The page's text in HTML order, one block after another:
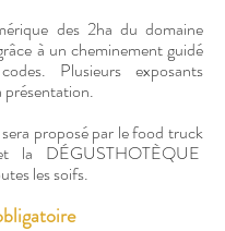
des 2ha du domaine
à un cheminement guidé
Plusieurs exposants
proposé par le food truck
la DÉGUSTHOTÈQUE
les soifs.